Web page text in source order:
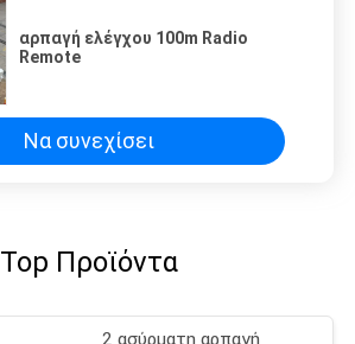
αρπαγή ελέγχου 100m Radio
Remote
Να συνεχίσει
Top Προϊόντα
2 ασύρματη αρπαγή